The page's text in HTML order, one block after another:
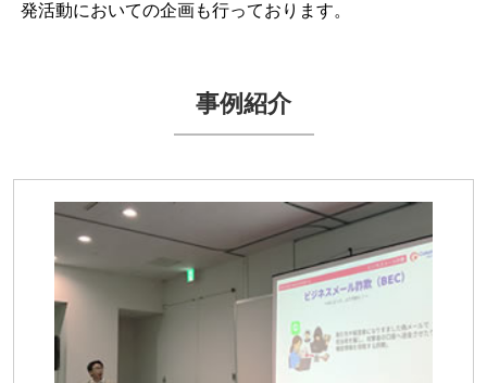
発活動においての企画も行っております。
事例紹介
お問い合わせ